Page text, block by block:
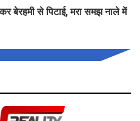
बेरहमी से पिटाई, मरा समझ नाले में